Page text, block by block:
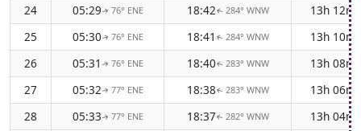
24
05:29↑ 76° ENE 18:42↑ 284° WNW
13h 12m
25
05:30↑ 76° ENE 18:41 ↑ 284° WNW
13h 10m
26
05:31 ↑ 76° ENE 18:40↑ 283° WNW
13h 08m
27
05:32↑ 77° ENE 18:38↑ 283° WNW
13h 06m
28
05:33↑ 77° ENE 18:37↑ 282° WNW 13h 04m